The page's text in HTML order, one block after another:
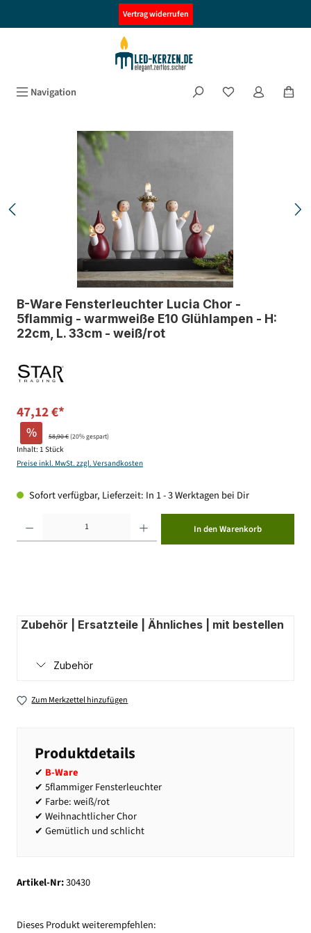
Vertrag widerrufen
Navigation
Bildergalerie überspringen
B-Ware Fensterleuchter Lucia Chor -
5flammig - warmweiße E10 Glühlampen - H:
22cm, L. 33cm - weiß/rot
47,12 €*
% 58,90 €(20% gespart)
Inhalt: 1 Stück
Preise inkl. MwSt. zzgl. Versandkosten
Sofort verfügbar, Lieferzeit: In 1 - 3 Werktagen bei Dir
In den Warenkorb
Zubehör | Ersatzteile | Ähnliches | mit bestellen
Zubehör
Zum Merkzettel hinzufügen
Produktdetails
✔ B-Ware
✔ 5flammiger Fensterleuchter
✔ Farbe: weiß/rot
✔ Weihnachtlicher Chor
✔ Gemütlich und schlicht
Artikel-Nr:30430
Dieses Produkt weiterempfehlen: